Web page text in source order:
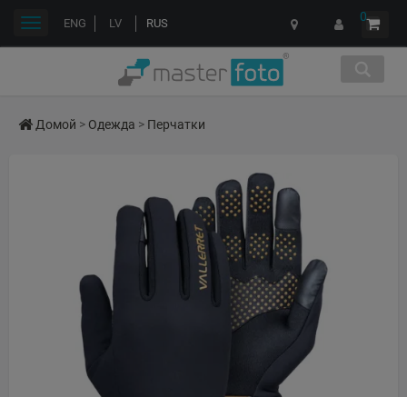
ENG LV RUS 0
Переключить
Домой > Одежда > Перчатки